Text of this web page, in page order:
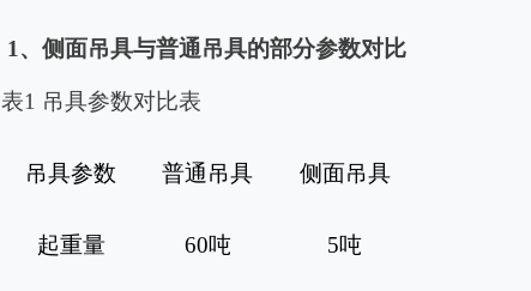
1 、 侧面吊具与普通吊具的部分参数对比
表1 吊具参数对比表
吊具参数 普通吊具 侧面吊具
起重量 60吨 5吨